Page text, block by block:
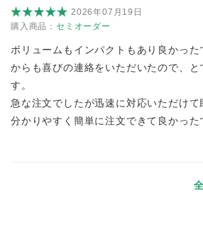
2026年07月19日
購入商品： セミオーダー
ボリュームもインパクトもあり良かっ
からも喜びの連絡をいただいたので、と
す。
急な注文でしたが迅速に対応いただけて
分かりやすく簡単に注文できて良かった